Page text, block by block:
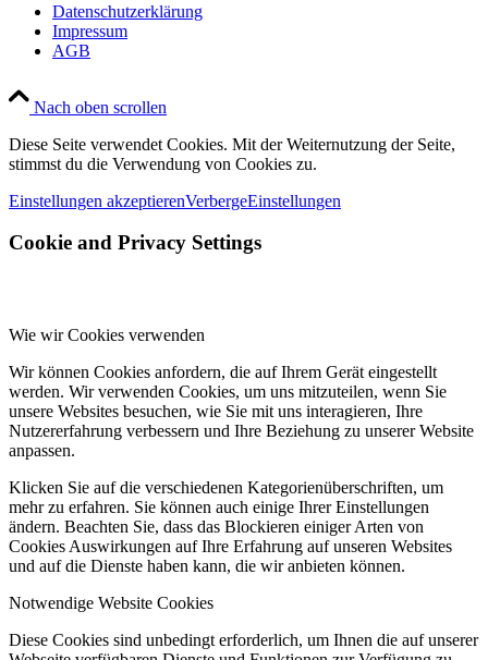
Datenschutzerklärung
Impressum
AGB
Nach oben scrollen
Diese Seite verwendet Cookies. Mit der Weiternutzung der Seite,
stimmst du die Verwendung von Cookies zu.
Einstellungen akzeptierenVerbergeEinstellungen
Cookie and Privacy Settings
Wie wir Cookies verwenden
Wir können Cookies anfordern, die auf Ihrem Gerät eingestellt
werden. Wir verwenden Cookies, um uns mitzuteilen, wenn Sie
unsere Websites besuchen, wie Sie mit uns interagieren, Ihre
Nutzererfahrung verbessern und Ihre Beziehung zu unserer Website
anpassen.
Klicken Sie auf die verschiedenen Kategorienüberschriften, um
mehr zu erfahren. Sie können auch einige Ihrer Einstellungen
ändern. Beachten Sie, dass das Blockieren einiger Arten von
Cookies Auswirkungen auf Ihre Erfahrung auf unseren Websites
und auf die Dienste haben kann, die wir anbieten können.
Notwendige Website Cookies
Diese Cookies sind unbedingt erforderlich, um Ihnen die auf unserer